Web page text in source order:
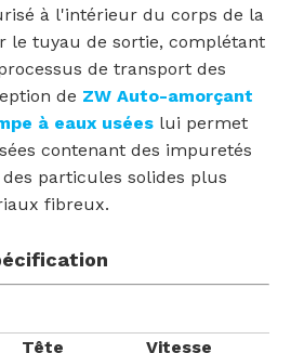
à l'intérieur du corps de la
le tuyau de sortie, complétant
de transport des
de ZW Auto-amorçant
à eaux usées lui permet
contenant des impuretés
particules solides plus
fibreux.
Tête
Vitesse